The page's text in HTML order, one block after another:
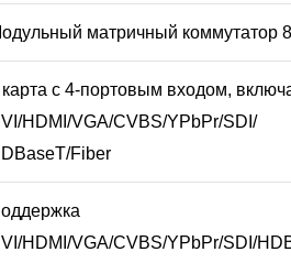
матричный коммутатор
карта с 4-портовым входом,
HDMI/VGA/CVBS/YPbPr/SDI/
Fiber
HDMI/VGA/CVBS/YPbPr/SDI/